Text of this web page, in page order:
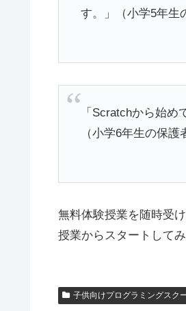
す。」（小学5年生
「Scratchから始
（小学6年生の保護
無料体験授業を随時受
授業からスタートしてみ
子供向けプログラミングスク